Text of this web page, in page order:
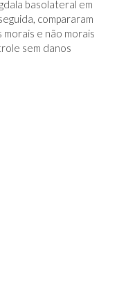
basolateral em
compararam
e não morais
sem danos